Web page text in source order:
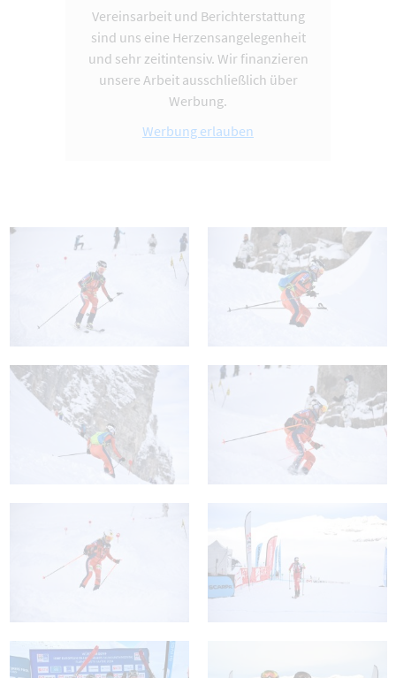
Vereinsarbeit und Berichterstattung
sind uns eine Herzensangelegenheit
und sehr zeitintensiv. Wir finanzieren
unsere Arbeit ausschließlich über
Werbung.
Werbung erlauben